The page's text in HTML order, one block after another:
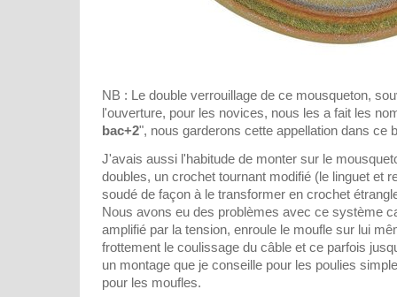
NB : Le double verrouillage de ce mousqueton,
l'ouverture, pour les novices, nous les a fait les
bac+2", nous garderons cette appellation dans ce
J'avais aussi l'habitude de monter sur le
doubles, un crochet tournant modifié (le linguet et
soudé de façon à le transformer en crochet
Nous avons eu des problèmes avec ce système
amplifié par la tension, enroule le moufle sur lui
frottement le coulissage du câble et ce parfois
un montage que je conseille pour les poulies
pour les moufles.